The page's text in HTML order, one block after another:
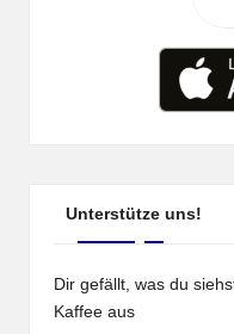
Unterstütze uns!
Dir gefällt, was du
Kaffee aus